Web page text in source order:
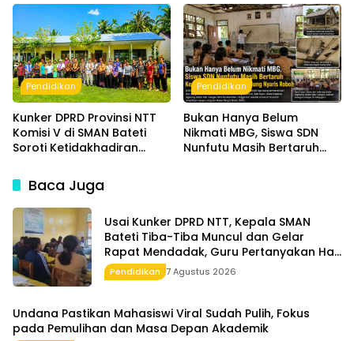
1 Amfoang Timur
Pendidikan
Kunker DPRD Provinsi NTT
Komisi V di SMAN Bateti
Soroti Ketidakhadiran
Pengelolaan Dana BOS
Pendidikan
Bukan Hanya Belum
Nikmati MBG, Siswa SDN
Nunfutu Masih Bertaruh
Baca Juga
Usai Kunker DPRD NTT, Kepala SMAN
Bateti Tiba-Tiba Muncul dan Gelar
Rapat Mendadak, Guru Pertanyakan Hak
15 Persen yang Belum Dibayar
Pendidikan 7 Agustus 2026
Undana Pastikan Mahasiswi Viral Sudah Pulih, Fokus
pada Pemulihan dan Masa Depan Akademik